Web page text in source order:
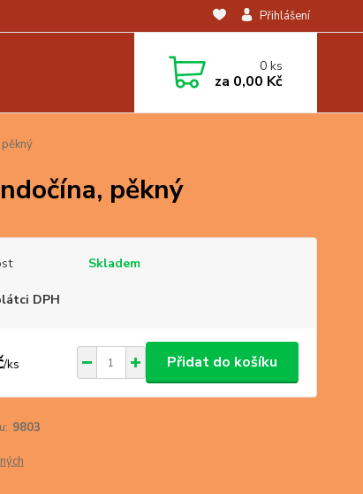
Přihlášení
0ks
za 0,00 Kč
pěkný
Skladem
DPH
/ks Přidat do košíku
9803